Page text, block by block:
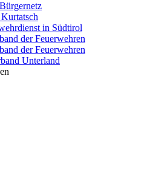
in Südtirol
der Feuerwehren
der Feuerwehren
Unterland